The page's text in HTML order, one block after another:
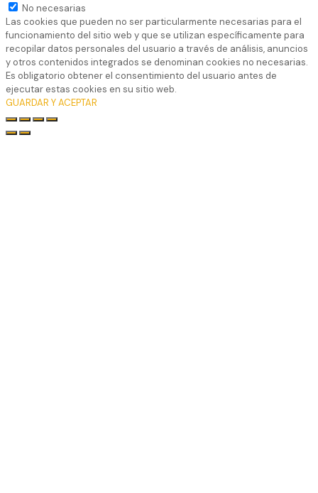
No necesarias
Las cookies que pueden no ser particularmente necesarias para el
funcionamiento del sitio web y que se utilizan específicamente para
recopilar datos personales del usuario a través de análisis, anuncios
y otros contenidos integrados se denominan cookies no necesarias.
Es obligatorio obtener el consentimiento del usuario antes de
ejecutar estas cookies en su sitio web.
GUARDAR Y ACEPTAR